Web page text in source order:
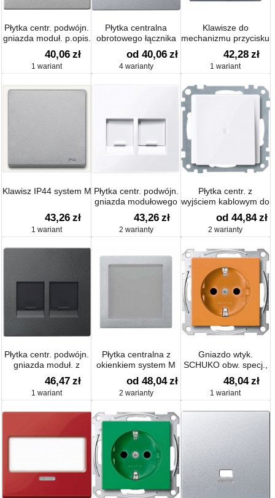
Płytka centr. podwójn.
gniazda moduł. p.opis.
i osłoną p/kurz.
40,06 zł
1 wariant
Płytka centralna
obrotowego łącznika
wentylatora
od 40,06 zł
4 warianty
Klawisze do
mechanizmu przycisku
podwójnego system M
42,28 zł
1 wariant
Klawisz IP44 system M
43,26 zł
1 wariant
Płytka centr. podwójn.
gniazda modułowego
z osłoną
przeciwkurzową
43,26 zł
2 warianty
Płytka centr. z
wyjściem kablowym do
złączy telefonicznych
od 44,84 zł
2 warianty
Płytka centr. podwójn.
gniazda moduł. z
osłoną p/kurz.
46,47 zł
1 wariant
Płytka centralna z
okienkiem system M
od 48,04 zł
2 warianty
Gniazdo wtyk.
SCHUKO obw. specj.,
przesł. b.śrub.
48,04 zł
1 wariant